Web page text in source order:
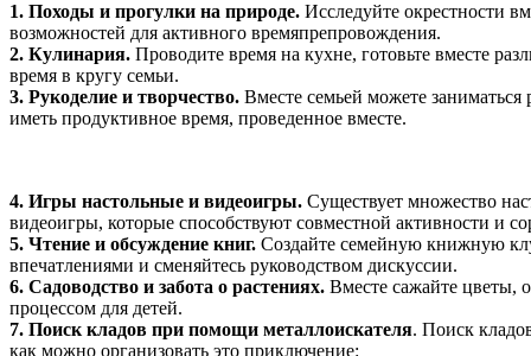
1. Походы и прогулки на природе. Исследуйте окрестности
возможностей для активного времяпрепровождения.
2. Кулинария. Проводите время на кухне, готовьте вместе
время в кругу семьи.
3. Рукоделие и творчество. Вместе семьей можете
иметь продуктивное время, проведенное вместе.
4. Игры настольные и видеоигры. Существует множество
видеоигры, которые способствуют совместной активности и
5. Чтение и обсуждение книг. Создайте семейную книжную
впечатлениями и сменяйтесь руководством дискуссии.
6. Садоводство и забота о растениях. Вместе сажайте цветы,
процессом для детей.
7. Поиск кладов при помощи металлоискателя. Поиск
как можно организовать это приключение: